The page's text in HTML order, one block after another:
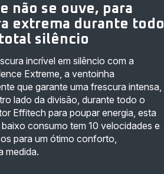
não se ouve, para
extrema durante todo
silêncio
incrível em silêncio com a
Extreme, a ventoinha
que garante uma frescura intensa,
lado da divisão, durante todo o
Effitech para poupar energia, esta
consumo tem 10 velocidades e
para um ótimo conforto,
medida.